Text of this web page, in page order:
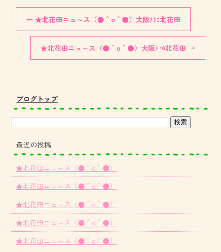
← ★北花田ニュ～ス（●＾o＾●）大阪ﾒﾄﾛ北花田
★北花田ニュ～ス（●＾o＾●）大阪ﾒﾄﾛ北花田 →
ブログトップ
最近の投稿
★北花田ニュ～ス（●＾o＾●）
★北花田ニュ～ス（●＾o＾●）
★北花田ニュ～ス（●＾o＾●）
★北花田ニュ～ス（●＾o＾●）
★北花田ニュ～ス（●＾o＾●）